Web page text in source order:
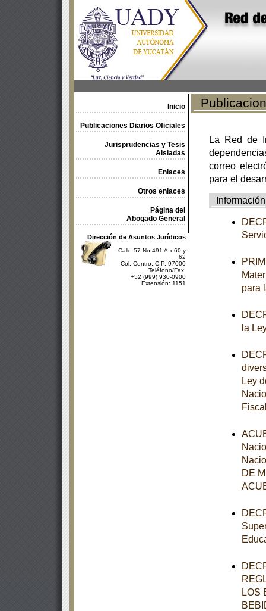
Inicio
Publicaciones Diarios Oficiales
Jurisprudencias y Tesis
Aisladas
Enlaces
Otros enlaces
Página del
Abogado General
Dirección de Asuntos Jurídicos
Calle 57 No 491 A x 60 y
62
Col. Centro, C.P. 97000
Teléfono/Fax:
+52 (999) 930-0900
Extensión: 1151
La Red de
correo
para el
Información
para
la
Ley
DE
LOS